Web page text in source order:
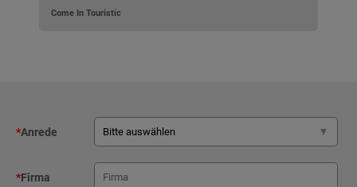
Come In Touristic
*Anrede
*Firma